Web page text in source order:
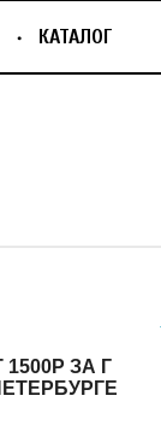
КАТАЛОГ
ЗА Г